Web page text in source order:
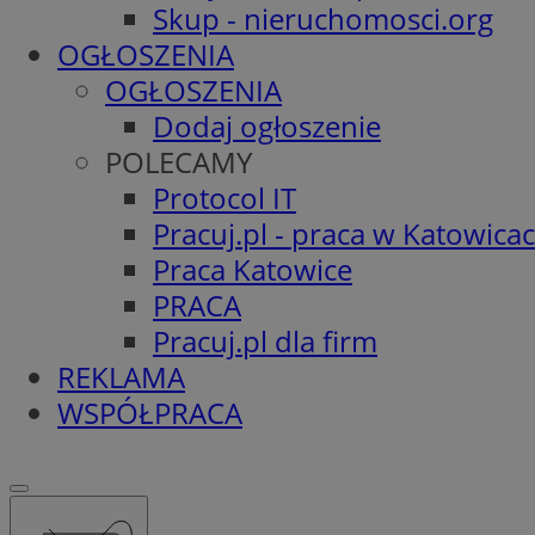
Skup - nieruchomosci.org
OGŁOSZENIA
OGŁOSZENIA
Dodaj ogłoszenie
POLECAMY
Protocol IT
Pracuj.pl - praca w
Praca Katowice
PRACA
Pracuj.pl dla firm
REKLAMA
WSPÓŁPRACA